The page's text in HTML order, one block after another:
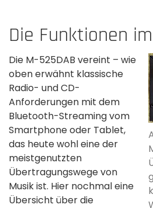
Die Funktionen
Die M-525DAB vereint – wie
oben erwähnt klassische
Radio- und CD-
Anforderungen mit dem
Bluetooth-Streaming vom
Smartphone oder Tablet,
das heute wohl eine der
meistgenutzten
Übertragungswege von
Musik ist. Hier nochmal eine
Übersicht über die